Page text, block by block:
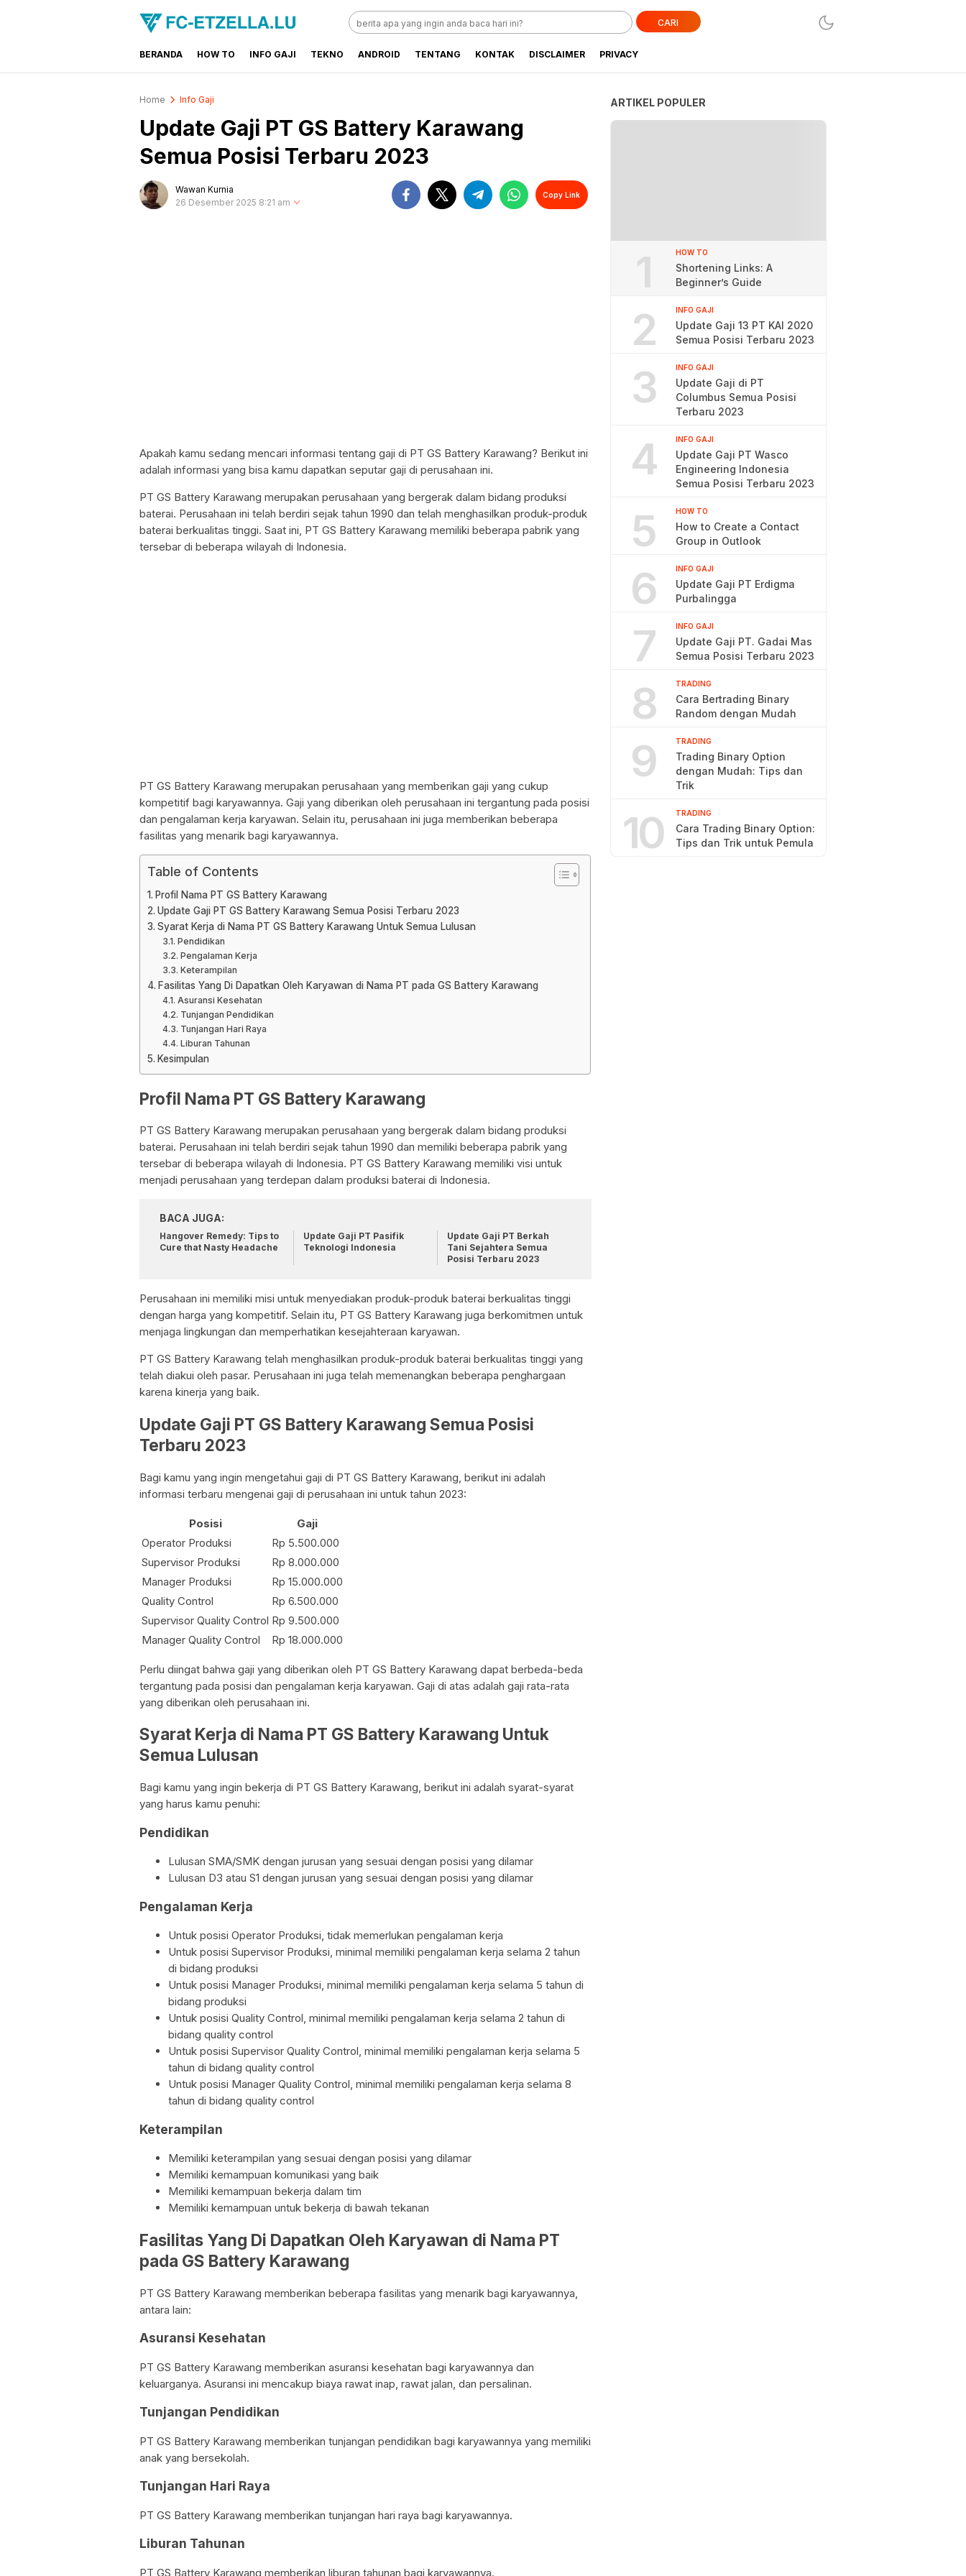
FC-ETZELLA.LU
Share & Learn The World
CARI
BERANDA HOW TO INFO GAJI TEKNO ANDROID TENTANG KONTAK DISCLAIMER PRIVACY
Home Info Gaji
Update Gaji PT GS Battery Karawang
Semua Posisi Terbaru 2023
Wawan Kurnia
26 Desember 2025 8:21 am
Copy Link
Apakah kamu sedang mencari informasi tentang gaji di PT GS Battery Karawang? Berikut ini
adalah informasi yang bisa kamu dapatkan seputar gaji di perusahaan ini.
PT GS Battery Karawang merupakan perusahaan yang bergerak dalam bidang produksi
baterai. Perusahaan ini telah berdiri sejak tahun 1990 dan telah menghasilkan produk-produk
baterai berkualitas tinggi. Saat ini, PT GS Battery Karawang memiliki beberapa pabrik yang
tersebar di beberapa wilayah di Indonesia.
PT GS Battery Karawang merupakan perusahaan yang memberikan gaji yang cukup
kompetitif bagi karyawannya. Gaji yang diberikan oleh perusahaan ini tergantung pada posisi
dan pengalaman kerja karyawan. Selain itu, perusahaan ini juga memberikan beberapa
fasilitas yang menarik bagi karyawannya.
Table of Contents
Profil Nama PT GS Battery Karawang
Update Gaji PT GS Battery Karawang Semua Posisi Terbaru 2023
Syarat Kerja di Nama PT GS Battery Karawang Untuk Semua Lulusan
Pendidikan
Pengalaman Kerja
Keterampilan
Fasilitas Yang Di Dapatkan Oleh Karyawan di Nama PT pada GS Battery Karawang
Asuransi Kesehatan
Tunjangan Pendidikan
Tunjangan Hari Raya
Liburan Tahunan
Kesimpulan
Profil Nama PT GS Battery Karawang
PT GS Battery Karawang merupakan perusahaan yang bergerak dalam bidang produksi
baterai. Perusahaan ini telah berdiri sejak tahun 1990 dan memiliki beberapa pabrik yang
tersebar di beberapa wilayah di Indonesia. PT GS Battery Karawang memiliki visi untuk
menjadi perusahaan yang terdepan dalam produksi baterai di Indonesia.
BACA JUGA:
Hangover Remedy: Tips to
Cure that Nasty Headache
Update Gaji PT Pasifik
Teknologi Indonesia
Update Gaji PT Berkah
Tani Sejahtera Semua
Posisi Terbaru 2023
Perusahaan ini memiliki misi untuk menyediakan produk-produk baterai berkualitas tinggi
dengan harga yang kompetitif. Selain itu, PT GS Battery Karawang juga berkomitmen untuk
menjaga lingkungan dan memperhatikan kesejahteraan karyawan.
PT GS Battery Karawang telah menghasilkan produk-produk baterai berkualitas tinggi yang
telah diakui oleh pasar. Perusahaan ini juga telah memenangkan beberapa penghargaan
karena kinerja yang baik.
Update Gaji PT GS Battery Karawang Semua Posisi
Terbaru 2023
Bagi kamu yang ingin mengetahui gaji di PT GS Battery Karawang, berikut ini adalah
informasi terbaru mengenai gaji di perusahaan ini untuk tahun 2023:
Posisi
Gaji
Operator Produksi
Rp 5.500.000
Supervisor Produksi
Rp 8.000.000
Manager Produksi
Rp 15.000.000
Quality Control
Rp 6.500.000
Supervisor Quality Control Rp 9.500.000
Manager Quality Control
Rp 18.000.000
Perlu diingat bahwa gaji yang diberikan oleh PT GS Battery Karawang dapat berbeda-beda
tergantung pada posisi dan pengalaman kerja karyawan. Gaji di atas adalah gaji rata-rata
yang diberikan oleh perusahaan ini.
Syarat Kerja di Nama PT GS Battery Karawang Untuk
Semua Lulusan
Bagi kamu yang ingin bekerja di PT GS Battery Karawang, berikut ini adalah syarat-syarat
yang harus kamu penuhi:
Pendidikan
Lulusan SMA/SMK dengan jurusan yang sesuai dengan posisi yang dilamar
Lulusan D3 atau S1 dengan jurusan yang sesuai dengan posisi yang dilamar
Pengalaman Kerja
Untuk posisi Operator Produksi, tidak memerlukan pengalaman kerja
Untuk posisi Supervisor Produksi, minimal memiliki pengalaman kerja selama 2 tahun
di bidang produksi
Untuk posisi Manager Produksi, minimal memiliki pengalaman kerja selama 5 tahun di
bidang produksi
Untuk posisi Quality Control, minimal memiliki pengalaman kerja selama 2 tahun di
bidang quality control
Untuk posisi Supervisor Quality Control, minimal memiliki pengalaman kerja selama 5
tahun di bidang quality control
Untuk posisi Manager Quality Control, minimal memiliki pengalaman kerja selama 8
tahun di bidang quality control
Keterampilan
Memiliki keterampilan yang sesuai dengan posisi yang dilamar
Memiliki kemampuan komunikasi yang baik
Memiliki kemampuan bekerja dalam tim
Memiliki kemampuan untuk bekerja di bawah tekanan
Fasilitas Yang Di Dapatkan Oleh Karyawan di Nama PT
pada GS Battery Karawang
PT GS Battery Karawang memberikan beberapa fasilitas yang menarik bagi karyawannya,
antara lain:
Asuransi Kesehatan
PT GS Battery Karawang memberikan asuransi kesehatan bagi karyawannya dan
keluarganya. Asuransi ini mencakup biaya rawat inap, rawat jalan, dan persalinan.
Tunjangan Pendidikan
PT GS Battery Karawang memberikan tunjangan pendidikan bagi karyawannya yang memiliki
anak yang bersekolah.
Tunjangan Hari Raya
PT GS Battery Karawang memberikan tunjangan hari raya bagi karyawannya.
Liburan Tahunan
PT GS Battery Karawang memberikan liburan tahunan bagi karyawannya.
ARTIKEL POPULER
1 HOW TO
Shortening Links: A
Beginner’s Guide
2 INFO GAJI
Update Gaji 13 PT KAI 2020
Semua Posisi Terbaru 2023
3 INFO GAJI
Update Gaji di PT
Columbus Semua Posisi
Terbaru 2023
4 INFO GAJI
Update Gaji PT Wasco
Engineering Indonesia
Semua Posisi Terbaru 2023
5 HOW TO
How to Create a Contact
Group in Outlook
6 INFO GAJI
Update Gaji PT Erdigma
Purbalingga
7 INFO GAJI
Update Gaji PT. Gadai Mas
Semua Posisi Terbaru 2023
8 TRADING
Cara Bertrading Binary
Random dengan Mudah
9 TRADING
Trading Binary Option
dengan Mudah: Tips dan
Trik
10 TRADING
Cara Trading Binary Option:
Tips dan Trik untuk Pemula